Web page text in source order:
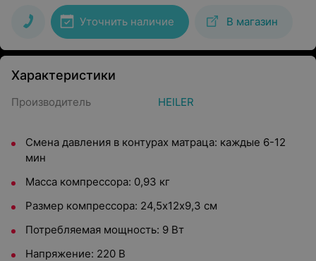
Уточнить наличие В магазин
Характеристики
Производитель HEILER
Смена давления в контурах матраца: каждые 6-12
мин
Масса компрессора: 0,93 кг
Размер компрессора: 24,5х12х9,3 см
Потребляемая мощность: 9 Вт
Напряжение: 220 В